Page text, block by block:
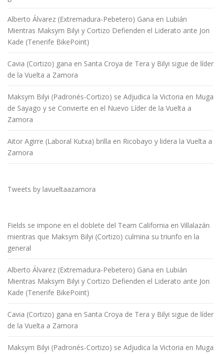
Alberto Álvarez (Extremadura-Pebetero) Gana en Lubián
Mientras Maksym Bilyi y Cortizo Defienden el Liderato ante Jon
Kade (Tenerife BikePoint)
Cavia (Cortizo) gana en Santa Croya de Tera y Bilyi sigue de líder
de la Vuelta a Zamora
Maksym Bilyi (Padronés-Cortizo) se Adjudica la Victoria en Muga
de Sayago y se Convierte en el Nuevo Líder de la Vuelta a
Zamora
Aitor Agirre (Laboral Kutxa) brilla en Ricobayo y lidera la Vuelta a
Zamora
Tweets by lavueltaazamora
Fields se impone en el doblete del Team California en Villalazán
mientras que Maksym Bilyi (Cortizo) culmina su triunfo en la
general
Alberto Álvarez (Extremadura-Pebetero) Gana en Lubián
Mientras Maksym Bilyi y Cortizo Defienden el Liderato ante Jon
Kade (Tenerife BikePoint)
Cavia (Cortizo) gana en Santa Croya de Tera y Bilyi sigue de líder
de la Vuelta a Zamora
Maksym Bilyi (Padronés-Cortizo) se Adjudica la Victoria en Muga